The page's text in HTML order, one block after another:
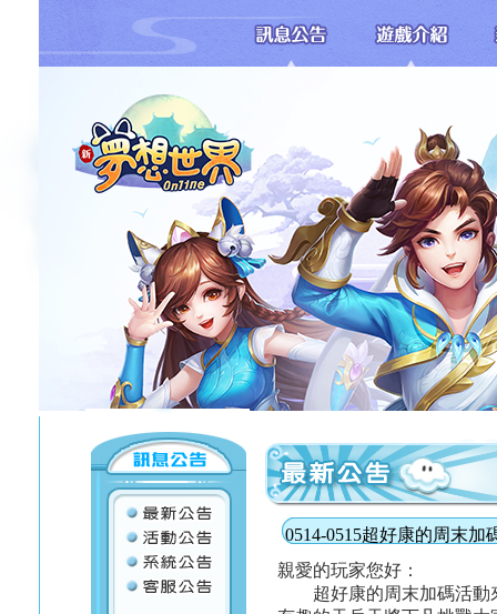
0514-0515超好康的周末加
親愛的玩家您好：
超好康的周末加碼活動